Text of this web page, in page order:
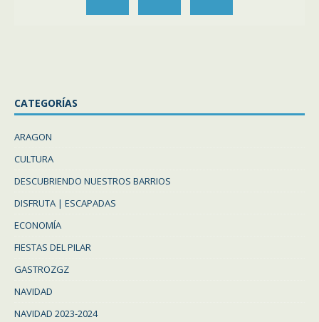
CATEGORÍAS
ARAGON
CULTURA
DESCUBRIENDO NUESTROS BARRIOS
DISFRUTA | ESCAPADAS
ECONOMÍA
FIESTAS DEL PILAR
GASTROZGZ
NAVIDAD
NAVIDAD 2023-2024